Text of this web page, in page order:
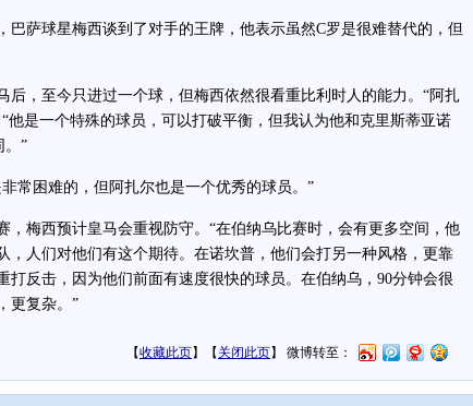
萨球星梅西谈到了对手的王牌，他表示虽然C罗是很难替代的，但
，至今只进过一个球，但梅西依然很看重比利时人的能力。“阿扎
他是一个特殊的球员，可以打破平衡，但我认为他和克里斯蒂亚诺
。”
困难的，但阿扎尔也是一个优秀的球员。”
梅西预计皇马会重视防守。“在伯纳乌比赛时，会有更多空间，他
，人们对他们有这个期待。在诺坎普，他们会打另一种风格，更靠
打反击，因为他们前面有速度很快的球员。在伯纳乌，90分钟会很
更复杂。”
【收藏此页】【 关闭此页】 微博转至：